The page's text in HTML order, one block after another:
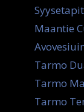
Syysetapit
Maantie
Tarmo
Tarmo
Tarmo